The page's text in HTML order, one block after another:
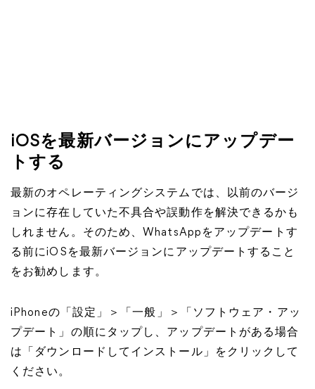
iOSを最新バージョンにアップデー
トする
最新のオペレーティングシステムでは、以前のバージ
ョンに存在していた不具合や誤動作を解決できるかも
しれません。そのため、WhatsAppをアップデートす
る前にiOSを最新バージョンにアップデートすること
をお勧めします。
iPhoneの「設定」＞「一般」＞「ソフトウェア・アッ
プデート」の順にタップし、アップデートがある場合
は「ダウンロードしてインストール」をクリックして
ください。